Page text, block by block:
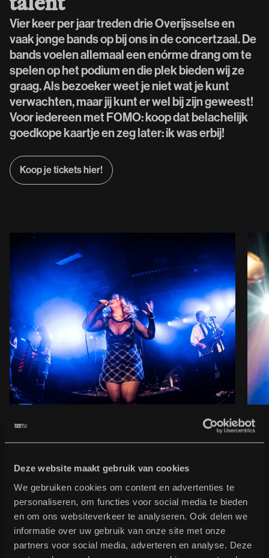
Deze website maakt gebruik van cookies
We gebruiken cookies om content en advertenties te
personaliseren, om functies voor social media te bieden
en om ons websiteverkeer te analyseren. Ook delen we
informatie over uw gebruik van onze site met onze
partners voor social media, adverteren en analyse. Deze
Vier keer per jaar treden drie Overijsselse en
vaak jonge bands op bij ons in de concertzaal. De
bands voelen allemaal een enórme drang om te
spelen op het podium en die plek bieden wij ze
graag. Als bezoeker weet je niet wat je kunt
verwachten, maar jij kunt er wel bij zijn geweest!
Voor iedereen met FOMO: koop dat belachelijk
goedkope kaartje en zeg later: ik was erbij!
Koop je tickets hier!
eerdere bands
Crème de la crème
SPEELDRANG bestaat sinds 2021. Eerdere talenten
die hebben meegedaan zijn onder andere Droom Dit,